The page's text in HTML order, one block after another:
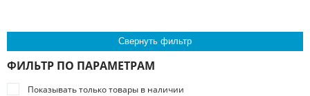
Свернуть фильтр
ФИЛЬТР ПО ПАРАМЕТРАМ
Показывать только товары в наличии